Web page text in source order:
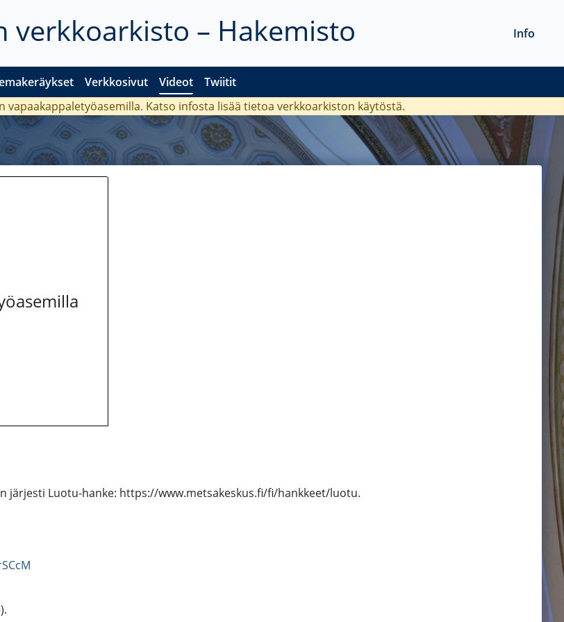
verkkoarkisto – Hakemisto
Verkkosivut Videot Twiitit
Info
vapaakappaletyöasemilla. Katso infosta lisää tietoa verkkoarkiston käytöstä.
järjesti Luotu-hanke: https://www.metsakeskus.fi/fi/hankkeet/luotu.